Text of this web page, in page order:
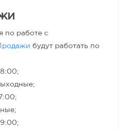
по работе с
будут работать по